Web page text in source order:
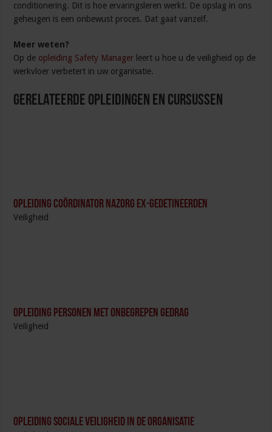
conditionering. Dit is hoe ervaringsleren werkt. De opslag in ons
geheugen is een onbewust proces. Dat gaat vanzelf.
Meer weten?
Op de opleiding Safety Manager leert u hoe u de veiligheid op de
werkvloer verbetert in uw organisatie.
Gerelateerde Opleidingen en Cursussen
Opleiding Coördinator nazorg ex-gedetineerden
Veiligheid
Opleiding Personen met onbegrepen gedrag
Veiligheid
Opleiding Sociale Veiligheid in de Organisatie